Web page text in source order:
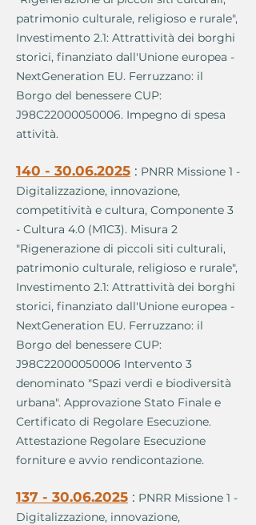
patrimonio culturale, religioso e rurale",
Investimento 2.1: Attrattività dei borghi
storici, finanziato dall'Unione europea -
NextGeneration EU. Ferruzzano: il
Borgo del benessere CUP:
J98C22000050006. Impegno di spesa
attività.
140 - 30.06.2025 : PNRR Missione 1 -
Digitalizzazione, innovazione,
competitività e cultura, Componente 3
- Cultura 4.0 (M1C3). Misura 2
"Rigenerazione di piccoli siti culturali,
patrimonio culturale, religioso e rurale",
Investimento 2.1: Attrattività dei borghi
storici, finanziato dall'Unione europea -
NextGeneration EU. Ferruzzano: il
Borgo del benessere CUP:
J98C22000050006 Intervento 3
denominato "Spazi verdi e biodiversità
urbana". Approvazione Stato Finale e
Certificato di Regolare Esecuzione.
Attestazione Regolare Esecuzione
forniture e avvio rendicontazione.
137 - 30.06.2025 : PNRR Missione 1 -
Digitalizzazione, innovazione,